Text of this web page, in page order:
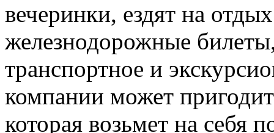
вечеринки, ездят на
железнодорожные
транспортное и
компании может
которая возьмет на себя